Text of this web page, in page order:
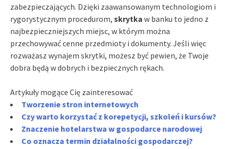
zabezpieczających. Dzięki zaawansowanym technologiom i
rygorystycznym procedurom, skrytka w banku to jedno z
najbezpieczniejszych miejsc, w którym można
przechowywać cenne przedmioty i dokumenty. Jeśli więc
rozważasz wynajem skrytki, możesz być pewien, że Twoje
dobra będą w dobrych i bezpiecznych rękach.
Artykuły mogące Cię zainteresować
Tworzenie stron internetowych
Czy warto korzystać z korepetycji, szkoleń i kursów?
Znaczenie hotelarstwa w gospodarce narodowej
Co oznacza termin działalności gospodarczej?